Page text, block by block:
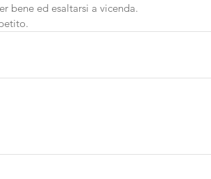
bene ed esaltarsi a vicenda.